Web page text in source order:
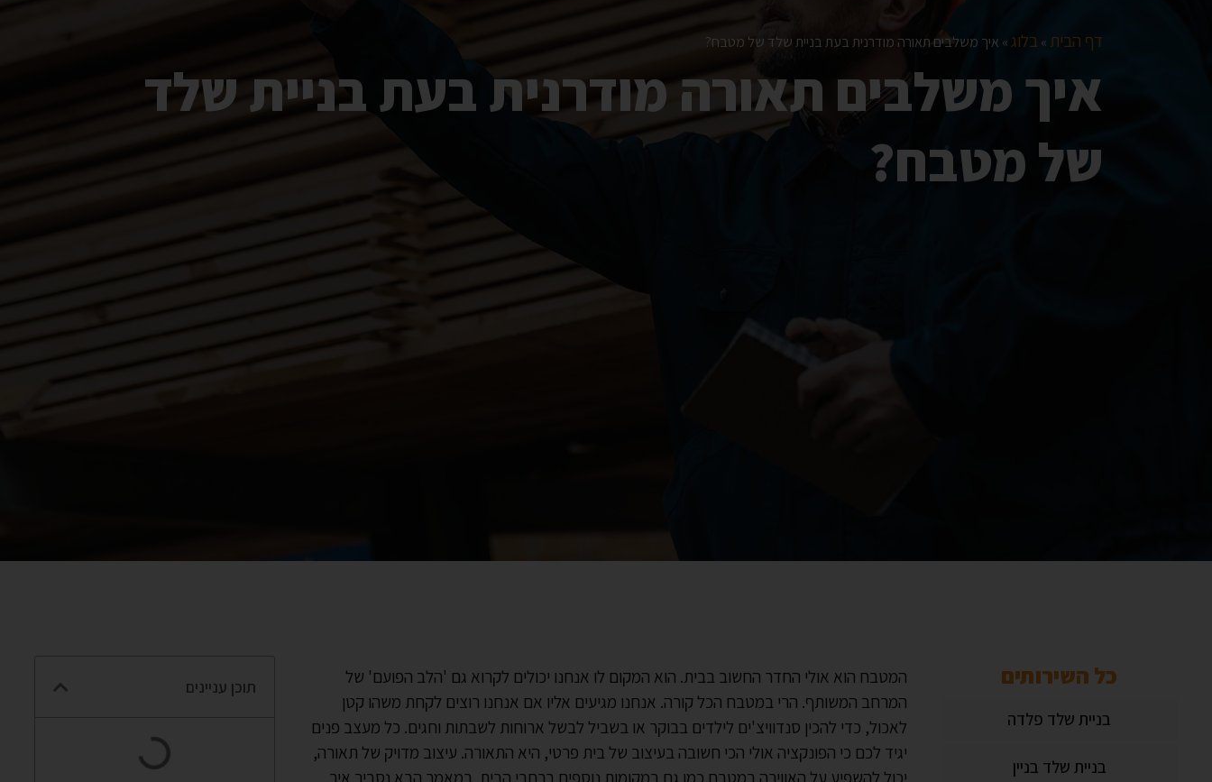
דף הבית » בלוג » איך משלבים תאורה מודרנית בעת בניית שלד של מטבח?
איך משלבים תאורה מודרנית בעת בניית שלד
של מטבח?
כל השירותים
בניית שלד פלדה
בניית שלד בניין
המטבח הוא אולי החדר החשוב בבית. הוא המקום לו אנחנו יכולים לקרוא גם 'הלב הפועם' של
המרחב המשותף. הרי במטבח הכל קורה. אנחנו מגיעים אליו אם אנחנו רוצים לקחת משהו קטן
לאכול, כדי להכין סנדוויצ'ים לילדים בבוקר או בשביל לבשל ארוחות לשבתות וחגים. כל מעצב פנים
יגיד לכם כי הפונקציה אולי הכי חשובה בעיצוב של בית פרטי, היא התאורה. עיצוב מדויק של תאורה,
יכול להשפיע על האווירה במטבח כמו גם במקומות נוספים ברחבי הבית. במאמר הבא נסביר איך
תוכן עניינים